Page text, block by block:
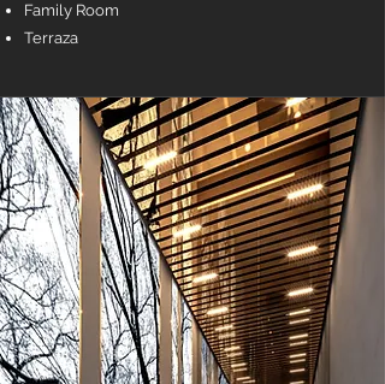
Family Room
Terraza